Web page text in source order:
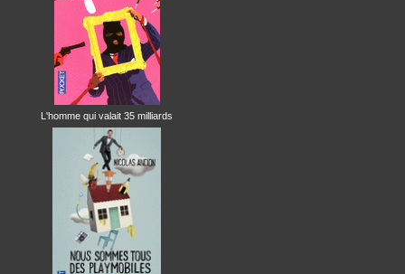
L'homme qui valait 35 milliards